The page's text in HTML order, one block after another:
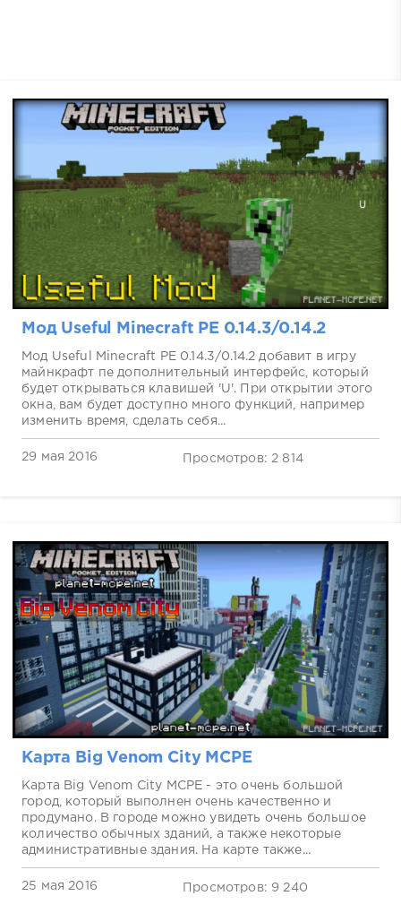
Мод Useful Minecraft PE 0.14.3/0.14.2
Мод Useful Minecraft PE 0.14.3/0.14.2 добавит в игру
майнкрафт пе дополнительный интерфейс, который
будет открываться клавишей 'U'. При открытии этого
окна, вам будет доступно много функций, например
изменить время, сделать себя...
29 мая 2016 Просмотров: 2 814
Карта Big Venom City MCPE
Карта Big Venom City MCPE - это очень большой
город, который выполнен очень качественно и
продумано. В городе можно увидеть очень большое
количество обычных зданий, а также некоторые
административные здания. На карте также...
25 мая 2016 Просмотров: 9 240